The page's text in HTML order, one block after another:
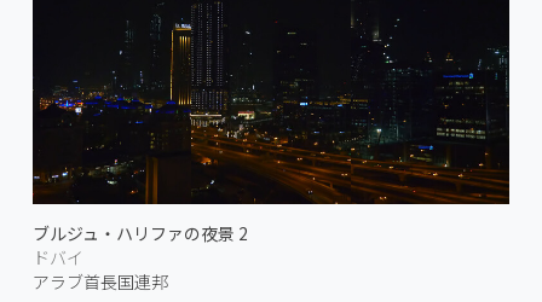
ブルジュ・ハリファの夜景 2
ドバイ
アラブ首長国連邦